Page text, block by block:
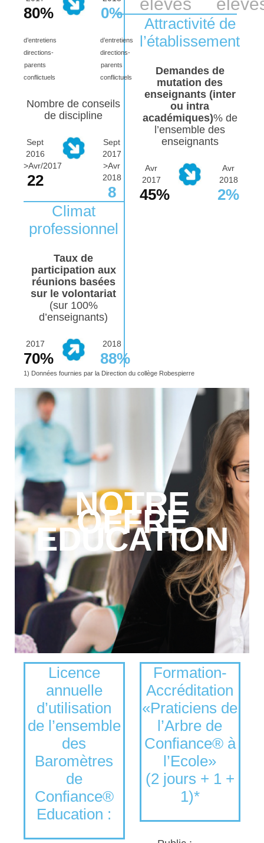
80%
d’entretiens
directions-
parents
conflictuels
0%
d’entretiens
directions-
parents
conflictuels
Nombre de conseils
de discipline
Sept
2016
>Avr/2017
22
Sept
2017
>Avr
2018
8
Climat
professionnel
Taux de
participation aux
réunions basées
sur le volontariat
(sur 100%
d’enseignants)
2017
70%
2018
88%
élèves
Attractivité de
l’établissement
Demandes de
mutation des
enseignants (inter
ou intra
académiques)% de
l’ensemble des
enseignants
Avr
2017
45%
Avr
2018
2%
1) Données fournies par la Direction du collège Robespierre
NOTRE
OFFRE
EDUCATION
Licence
annuelle
d’utilisation
de l’ensemble
des
Baromètres
de
Confiance®
Education :
Formation-
Accréditation
«Praticiens de
l’Arbre de
Confiance® à
l’Ecole»
(2 jours + 1 +
1)*